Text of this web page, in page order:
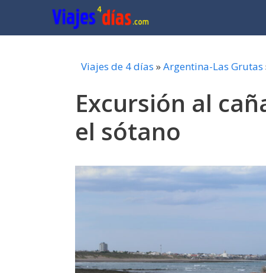
contenido
Viajes de 4 días »Argentina-Las Grutas
Excursión al
el sótano